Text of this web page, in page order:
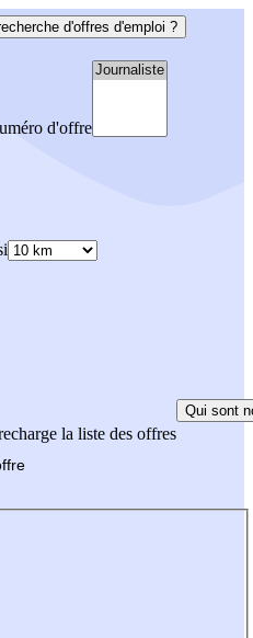
d'offres d'emploi ?
d'offre
la liste des offres
Qui sont